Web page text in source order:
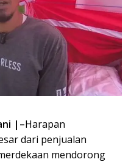
|–Harapan
dari penjualan
mendorong